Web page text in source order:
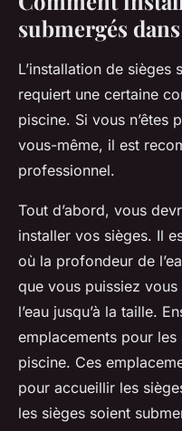
submergés
L’installation de
requiert une certaine
piscine. Si vous n’êtes
vous-même, il est
professionnel.
Tout d’abord, vous
installer vos sièges. Il
où la profondeur de
que vous puissiez
l’eau jusqu’à la taille.
emplacements pour
piscine. Ces
pour accueillir les
les sièges soient